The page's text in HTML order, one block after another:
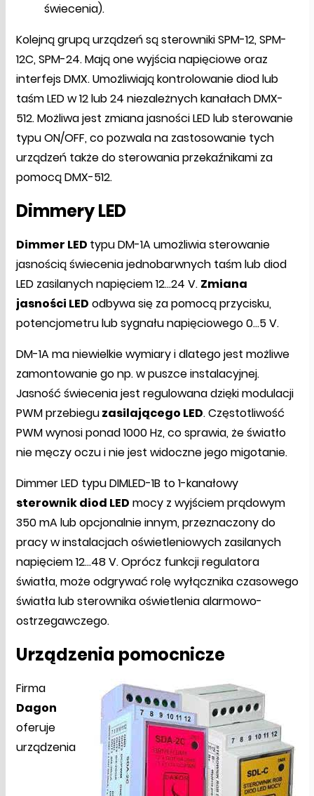
świecenia).
Kolejną grupą urządzeń są sterowniki SPM-12, SPM-
12C, SPM-24. Mają one wyjścia napięciowe oraz
interfejs DMX. Umożliwiają kontrolowanie diod lub
taśm LED w 12 lub 24 niezależnych kanałach DMX-
512. Możliwa jest zmiana jasności LED lub sterowanie
typu ON/OFF, co pozwala na zastosowanie tych
urządzeń także do sterowania przekaźnikami za
pomocą DMX-512.
Dimmery LED
Dimmer LED typu DM-1A umożliwia sterowanie
jasnością świecenia jednobarwnych taśm lub diod
LED zasilanych napięciem 12...24 V. Zmiana
jasności LED odbywa się za pomocą przycisku,
potencjometru lub sygnału napięciowego 0...5 V.
DM-1A ma niewielkie wymiary i dlatego jest możliwe
zamontowanie go np. w puszce instalacyjnej.
Jasność świecenia jest regulowana dzięki modulacji
PWM przebieguzasilającego LED. Częstotliwość
PWM wynosi ponad 1000 Hz, co sprawia, że światło
nie męczy oczu i nie jest widoczne jego migotanie.
Dimmer LED typu DIMLED-1B to 1-kanałowy
sterownik diod LED mocy z wyjściem prądowym
350 mA lub opcjonalnie innym, przeznaczony do
pracy w instalacjach oświetleniowych zasilanych
napięciem 12...48 V. Oprócz funkcji regulatora
światła, może odgrywać rolę wyłącznika czasowego
światła lub sterownika oświetlenia alarmowo-
ostrzegawczego.
Urządzenia pomocnicze
Firma
Dagon
oferuje
urządzenia